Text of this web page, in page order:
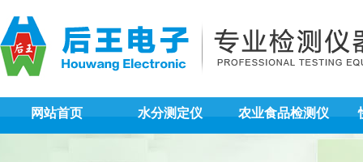
网站首页 水分测定仪 农业食品检测仪